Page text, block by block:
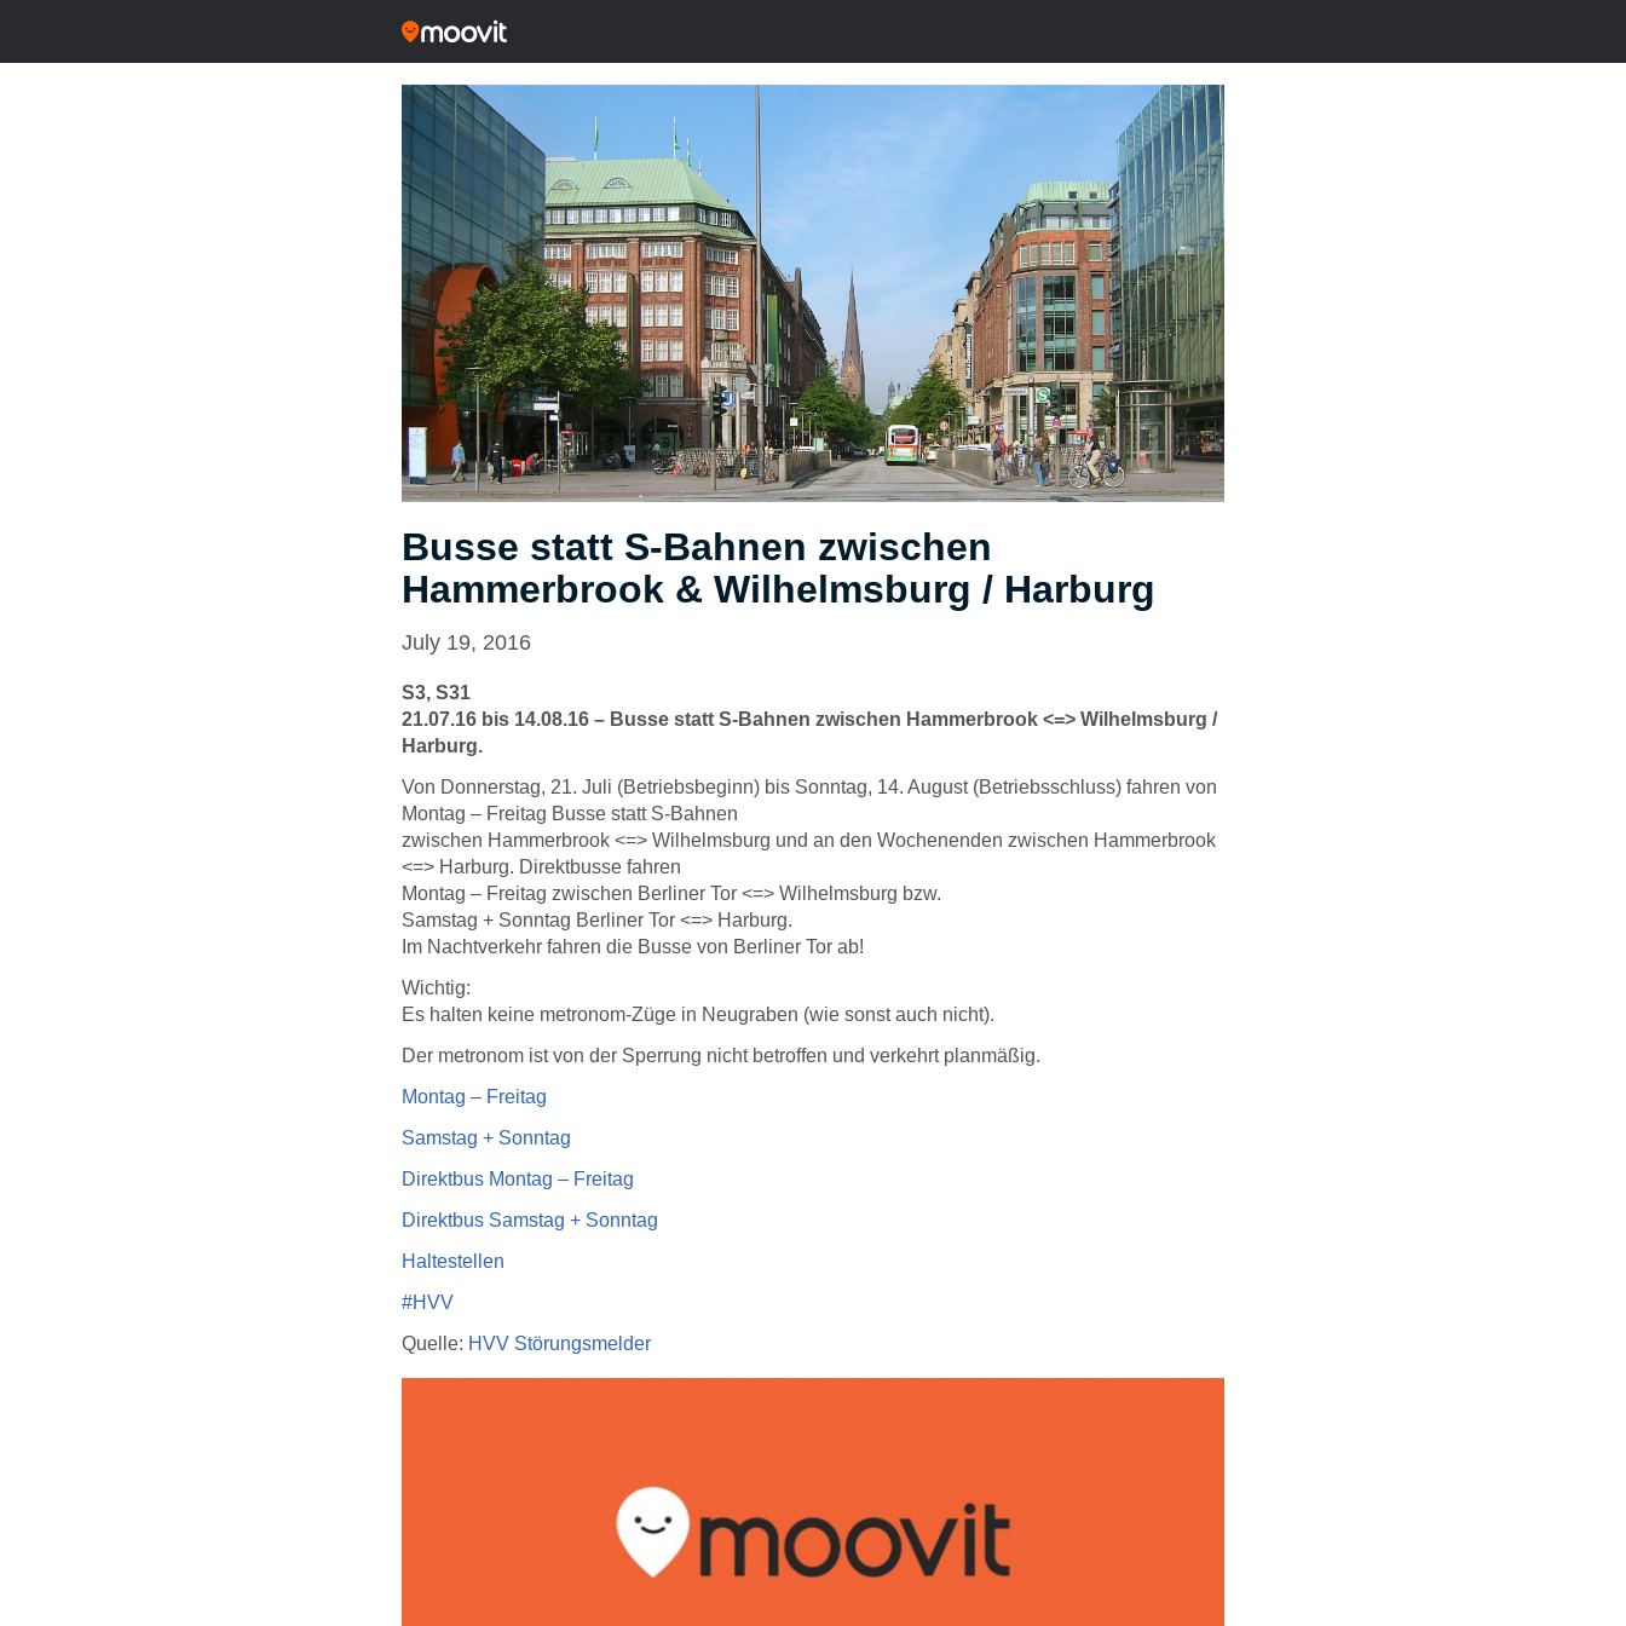
Busse statt S-Bahnen zwischen
Hammerbrook & Wilhelmsburg / Harburg
July 19, 2016
S3, S31
21.07.16 bis 14.08.16 – Busse statt S-Bahnen zwischen Hammerbrook <=> Wilhelmsburg /
Harburg.
Von Donnerstag, 21. Juli (Betriebsbeginn) bis Sonntag, 14. August (Betriebsschluss) fahren von
Montag – Freitag Busse statt S-Bahnen
zwischen Hammerbrook <=> Wilhelmsburg und an den Wochenenden zwischen Hammerbrook
<=> Harburg. Direktbusse fahren
Montag – Freitag zwischen Berliner Tor <=> Wilhelmsburg bzw.
Samstag + Sonntag Berliner Tor <=> Harburg.
Im Nachtverkehr fahren die Busse von Berliner Tor ab!
Wichtig:
Es halten keine metronom-Züge in Neugraben (wie sonst auch nicht).
Der metronom ist von der Sperrung nicht betroffen und verkehrt planmäßig.
Montag – Freitag
Samstag + Sonntag
Direktbus Montag – Freitag
Direktbus Samstag + Sonntag
Haltestellen
‪#‎HVV‬
Quelle: HVV Störungsmelder